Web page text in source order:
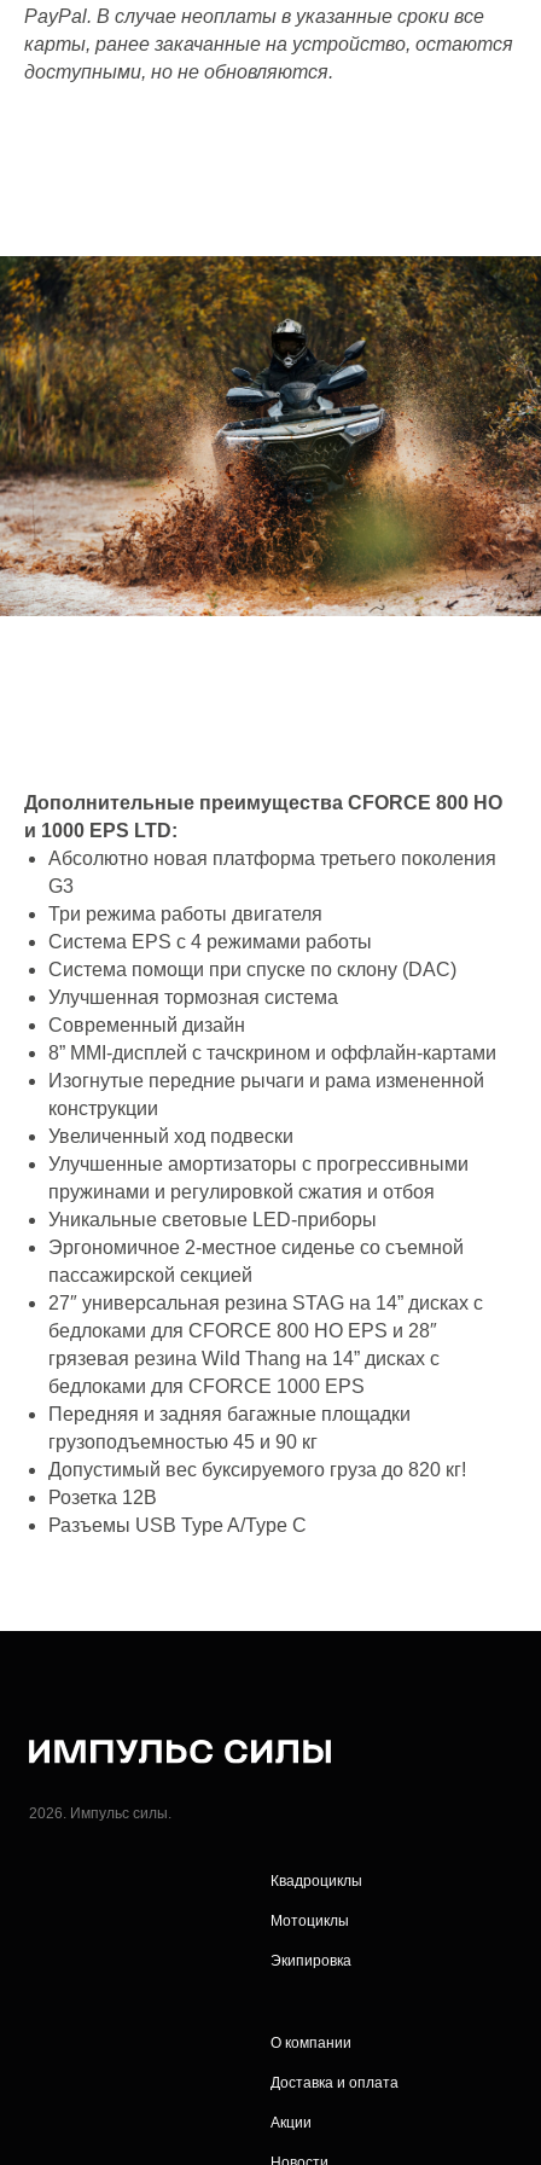
PayPal. В случае неоплаты в указанные сроки все
карты, ранее закачанные на устройство, остаются
доступными, но не обновляются.
Дополнительные преимущества CFORCE 800 HO
и 1000 EPS LTD:
Абсолютно новая платформа третьего поколения
G3
Три режима работы двигателя
Система EPS с 4 режимами работы
Система помощи при спуске по склону (DAC)
Улучшенная тормозная система
Современный дизайн
8” MMI-дисплей с тачскрином и оффлайн-картами
Изогнутые передние рычаги и рама измененной
конструкции
Увеличенный ход подвески
Улучшенные амортизаторы с прогрессивными
пружинами и регулировкой сжатия и отбоя
Уникальные световые LED-приборы
Эргономичное 2-местное сиденье со съемной
пассажирской секцией
27″ универсальная резина STAG на 14” дисках с
бедлоками для CFORCE 800 HO EPS и 28″
грязевая резина Wild Thang на 14” дисках с
бедлоками для CFORCE 1000 EPS
Передняя и задняя багажные площадки
грузоподъемностью 45 и 90 кг
Допустимый вес буксируемого груза до 820 кг!
Розетка 12В
Разъемы USB Type A/Type C
2026. Импульс силы.
Квадроциклы
Мотоциклы
Экипировка
О компании
Доставка и оплата
Акции